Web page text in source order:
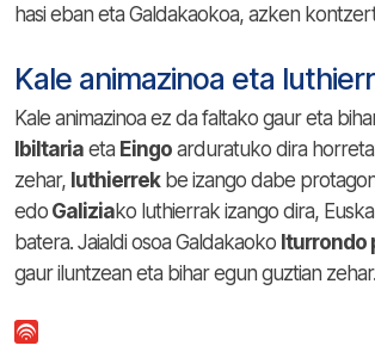
hasi eban eta Galdakaokoa, azken
Kale animazinoa eta
Kale animazinoa ez da faltako gaur eta
Ibiltaria eta Eingo arduratuko dira
zehar, luthierrekbe izango dabe
edo Galiziako luthierrak izango dira,
batera. Jaialdi osoa Galdakaoko Iturrondo
gaur iluntzean eta bihar egun guztian zehar.